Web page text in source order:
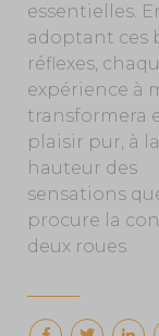
essentielles.
adoptant ces
réflexes,
expérience à
transformera
plaisir pur, à la
hauteur des
sensations
procure la
deux roues.